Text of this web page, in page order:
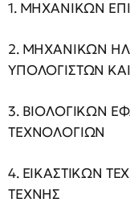
1. ΜΗΧΑΝΙΚΩΝ
2. ΜΗΧΑΝΙΚΩΝ
ΥΠΟΛΟΓΙΣΤΩΝ
3. ΒΙΟΛΟΓΙΚΩΝ
ΤΕΧΝΟΛΟΓΙΩΝ
4. ΕΙΚΑΣΤΙΚΩΝ
ΤΕΧΝΗΣ